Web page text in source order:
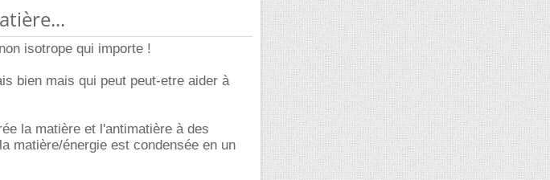
isotrope qui importe !
bien mais qui peut peut-etre aider à
la matière et l'antimatière à des
matière/énergie est condensée en un